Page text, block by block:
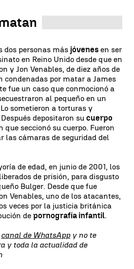
dos personas más jóvenes en ser
en Reino Unido desde que en
y Jon Venables, de diez años de
condenadas por matar a James
fue un caso que conmocionó a
al pequeño en un
sometieron a torturas y
depositaron su cuerpo
seccionó su cuerpo. Fueron
las cámaras de seguridad del
de edad, en junio de 2001, los
de prisión, para disgusto
Bulger. Desde que fue
Venables, uno de los atacantes,
veces por la justicia británica
de pornografía infantil.
canal de WhatsAppy no te
y toda la actualidad de